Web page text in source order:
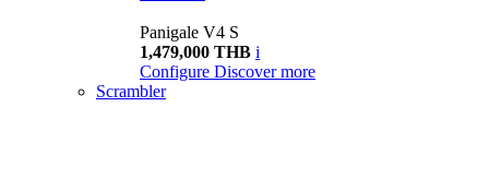
Panigale V4 S
1,479,000 THB i
Configure Discover more
Scrambler